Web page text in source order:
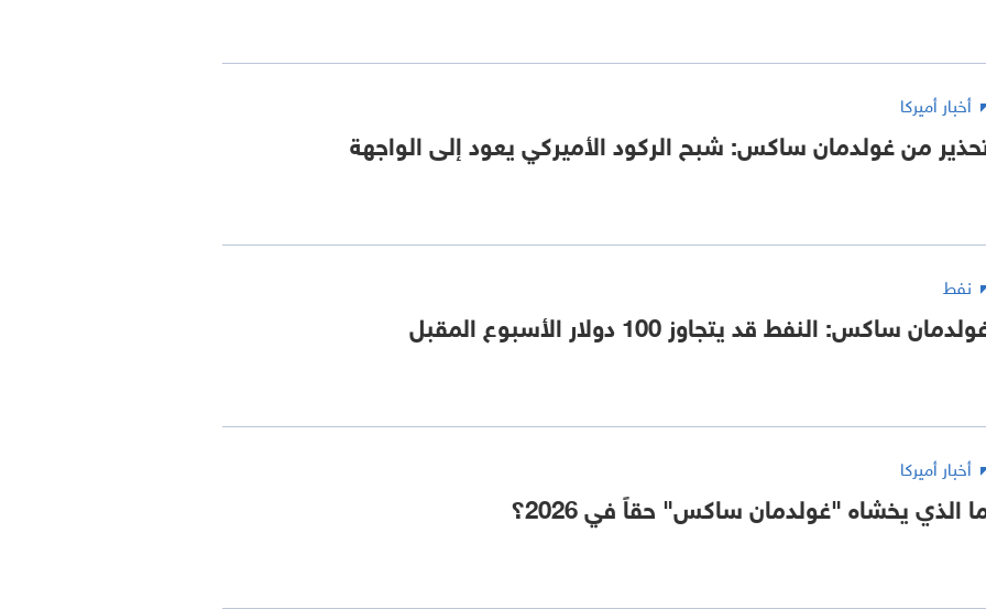
أخبار أميركا
من غولدمان ساكس: شبح الركود الأميركي يعود إلى الواجهة
نفط
ساكس: النفط قد يتجاوز 100 دولار الأسبوع المقبل
أخبار أميركا
الذي يخشاه "غولدمان ساكس" حقاً في 2026؟